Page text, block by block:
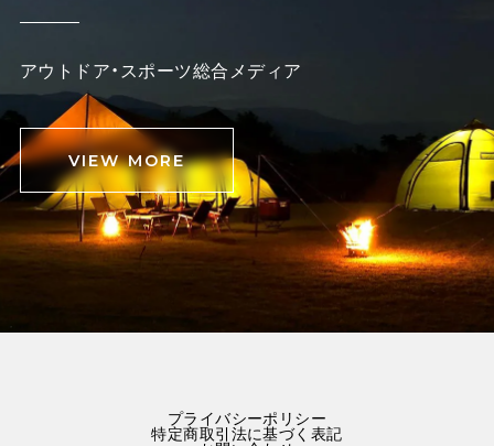
アウトドア・スポーツ総合メディア
VIEW MORE
プライバシーポリシー
特定商取引法に基づく表記